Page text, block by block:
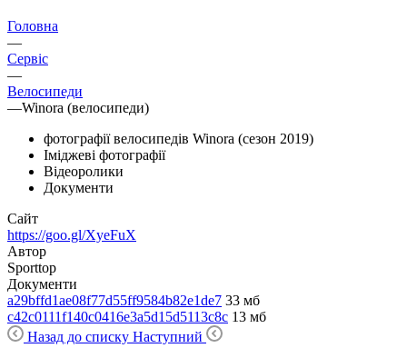
Головна
—
Сервіс
—
Велосипеди
—Winora (велосипеди)
фотографії велосипедів Winora (сезон 2019)
Іміджеві фотографії
Відеоролики
Документи
Сайт
https://goo.gl/XyeFuX
Автор
Sporttop
Документи
a29bffd1ae08f77d55ff9584b82e1de7 33 мб
c42c0111f140c0416e3a5d15d5113c8c 13 мб
Назад до списку Наступний